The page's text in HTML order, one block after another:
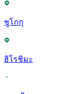
ชูโกกุ
ฮิโรชิมะ